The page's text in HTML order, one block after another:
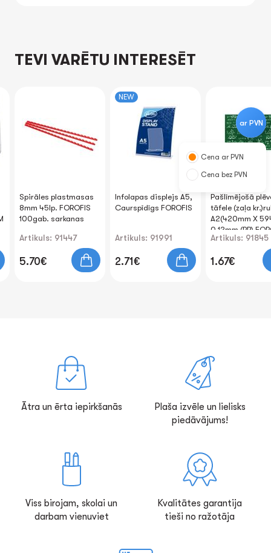
TEVI VARĒTU INTERESĒT
Spirāles plastmasas
8mm 45lp. FOROFIS
100gab. sarkanas
Artikuls: 91447
5.70€
NEW
Infolapas displejs A5,
Caurspīdīgs FOROFIS
Artikuls: 91991
2.71€
Pašlīmējošā
tāfele (zaļa
A2(420mm X
0.12mm (PP)
Artikuls: 91845
1.67€
ar PVN
Cena ar PVN
Cena bez PVN
Ātra un ērta iepirkšanās
Plaša izvēle un lielisks
piedāvājums!
Viss birojam, skolai un
darbam vienuviet
Kvalitātes garantija
tieši no ražotāja